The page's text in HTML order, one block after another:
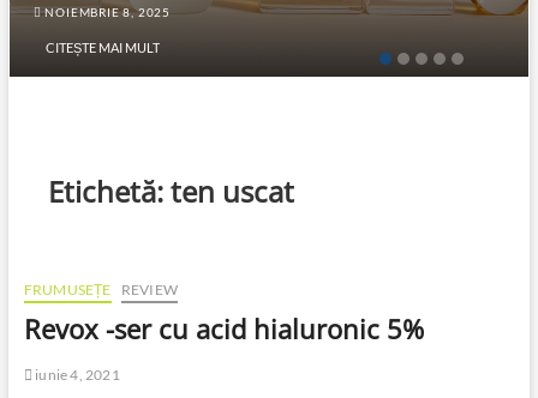
NOIEMBRIE 8, 2025
CITEȘTE MAI MULT
Etichetă:ten uscat
FRUMUSEȚE REVIEW
Revox -ser cu acid hialuronic 5%
iunie 4, 2021